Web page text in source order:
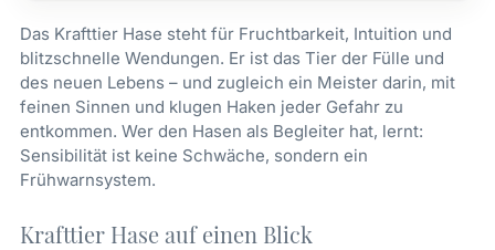
Das Krafttier Hase steht für Fruchtbarkeit, Intuition und
blitzschnelle Wendungen. Er ist das Tier der Fülle und
des neuen Lebens – und zugleich ein Meister darin, mit
feinen Sinnen und klugen Haken jeder Gefahr zu
entkommen. Wer den Hasen als Begleiter hat, lernt:
Sensibilität ist keine Schwäche, sondern ein
Frühwarnsystem.
Krafttier Hase auf einen Blick